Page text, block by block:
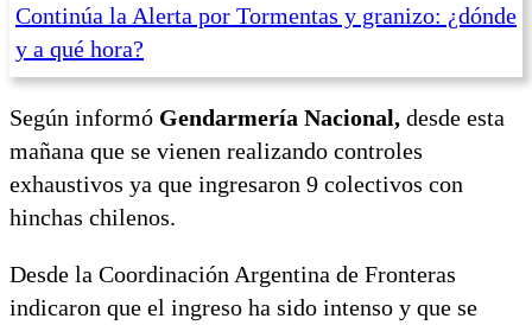
Continúa la Alerta por Tormentas y granizo: ¿dónde
y a qué hora?
Según informó Gendarmería Nacional, desde esta
mañana que se vienen realizando controles
exhaustivos ya que ingresaron 9 colectivos con
hinchas chilenos.
Desde la Coordinación Argentina de Fronteras
indicaron que el ingreso ha sido intenso y que se